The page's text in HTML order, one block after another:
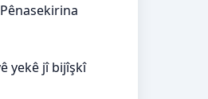
yekê jî bijîşkî